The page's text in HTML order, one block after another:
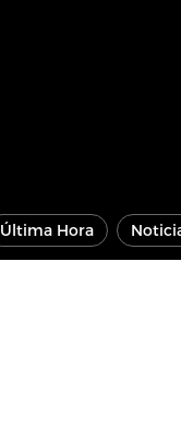
Última Hora